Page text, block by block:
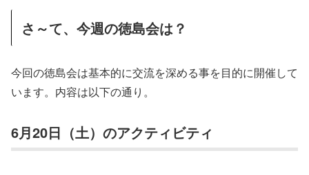
さ～て、今週の徳島会は？
今回の徳島会は基本的に交流を深める事を目的に開催して
います。内容は以下の通り。
6月20日（土）のアクティビティ